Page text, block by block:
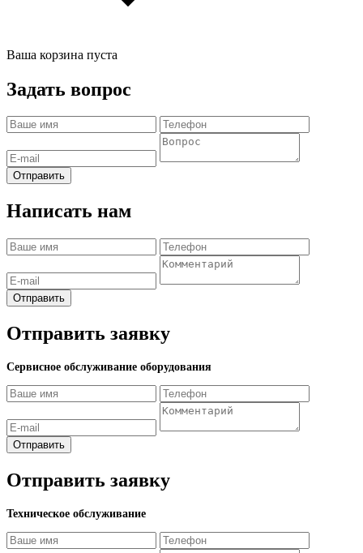
Ваша корзина пуста
Задать вопрос
Отправить
Написать нам
Отправить
Отправить заявку
Сервисное обслуживание оборудования
Отправить
Отправить заявку
Техническое обслуживание